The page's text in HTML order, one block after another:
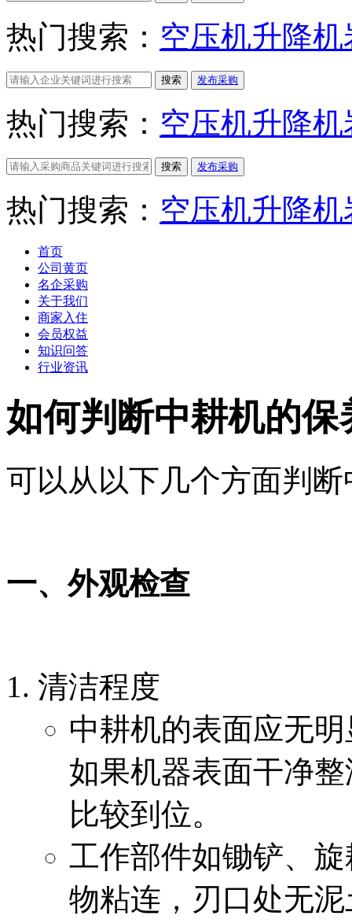
热门搜索： 空压机升降机
搜索 发布采购
热门搜索： 空压机升降机
搜索 发布采购
热门搜索： 空压机升降机
首页
公司黄页
名企采购
关于我们
商家入住
会员权益
知识问答
行业资讯
如何判断中耕机的保
可以从以下几个方面判
一、外观检查
清洁程度
中耕机的表面应无
如果机器表面干净
比较到位。
工作部件如锄铲、
物粘连，刃口处无